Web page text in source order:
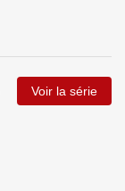
Voir la série